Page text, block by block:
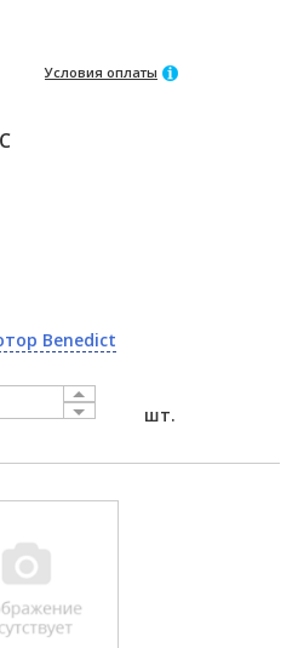
Условия оплаты
Benedict
шт.